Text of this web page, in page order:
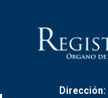
Dirección: